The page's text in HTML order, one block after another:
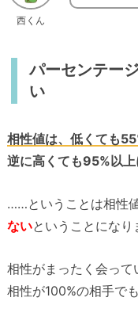
西くん
パーセンテー
い
相性値は、低くても
逆に高くても95%以上
……ということは相性
ないということになり
相性がまったく会って
相性が100%の相手で